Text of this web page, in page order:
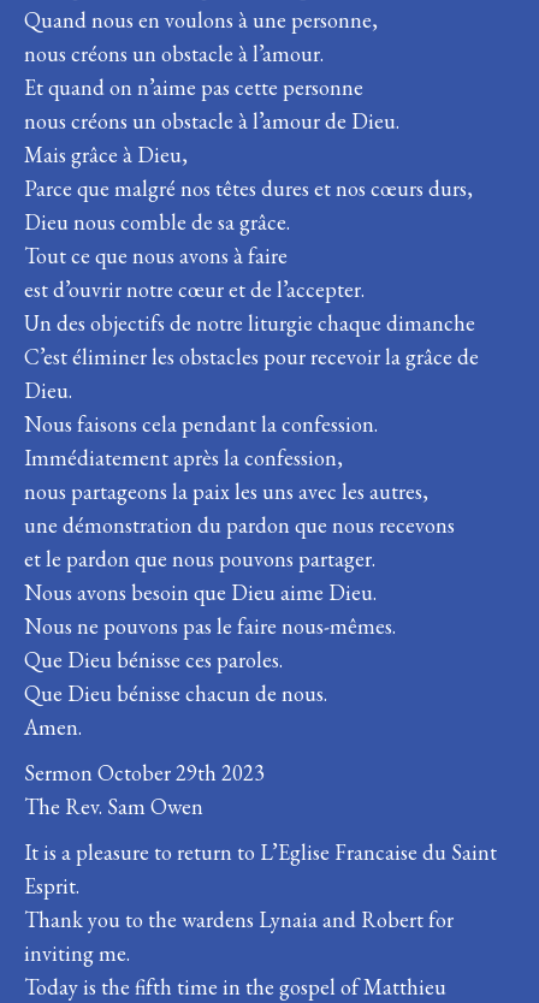
Quand nous en voulons à une personne,
nous créons un obstacle à l’amour.
Et quand on n’aime pas cette personne
nous créons un obstacle à l’amour de Dieu.
Mais grâce à Dieu,
Parce que malgré nos têtes dures et nos cœurs durs,
Dieu nous comble de sa grâce.
Tout ce que nous avons à faire
est d’ouvrir notre cœur et de l’accepter.
Un des objectifs de notre liturgie chaque dimanche
C’est éliminer les obstacles pour recevoir la grâce de
Dieu.
Nous faisons cela pendant la confession.
Immédiatement après la confession,
nous partageons la paix les uns avec les autres,
une démonstration du pardon que nous recevons
et le pardon que nous pouvons partager.
Nous avons besoin que Dieu aime Dieu.
Nous ne pouvons pas le faire nous-mêmes.
Que Dieu bénisse ces paroles.
Que Dieu bénisse chacun de nous.
Amen.
Sermon October 29th 2023
The Rev. Sam Owen
It is a pleasure to return to L’Eglise Francaise du Saint
Esprit.
Thank you to the wardens Lynaia and Robert for
inviting me.
Today is the fifth time in the gospel of Matthieu